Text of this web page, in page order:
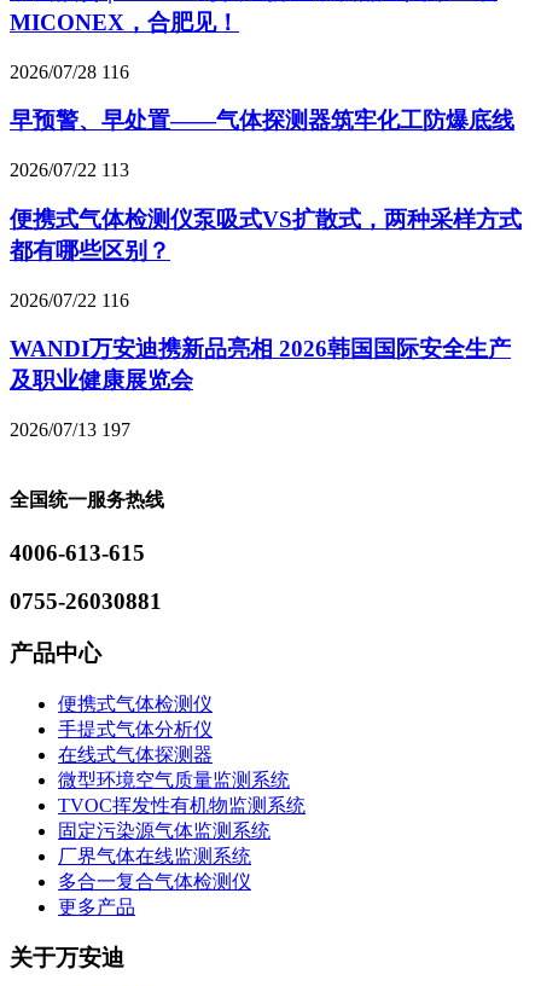
MICONEX，合肥见！
2026/07/28 116
早预警、早处置——气体探测器筑牢化工防爆底线
2026/07/22 113
便携式气体检测仪泵吸式VS扩散式，两种采样方式
都有哪些区别？
2026/07/22 116
WANDI万安迪携新品亮相 2026韩国国际安全生产
及职业健康展览会
2026/07/13 197
全国统一服务热线
4006-613-615
0755-26030881
产品中心
便携式气体检测仪
手提式气体分析仪
在线式气体探测器
微型环境空气质量监测系统
TVOC挥发性有机物监测系统
固定污染源气体监测系统
厂界气体在线监测系统
多合一复合气体检测仪
更多产品
关于万安迪